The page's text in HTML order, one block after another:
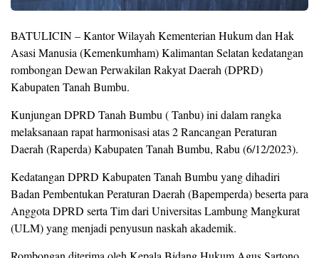
BATULICIN – Kantor Wilayah Kementerian Hukum dan Hak
Asasi Manusia (Kemenkumham) Kalimantan Selatan kedatangan
rombongan Dewan Perwakilan Rakyat Daerah (DPRD)
Kabupaten Tanah Bumbu.
Kunjungan DPRD Tanah Bumbu ( Tanbu) ini dalam rangka
melaksanaan rapat harmonisasi atas 2 Rancangan Peraturan
Daerah (Raperda) Kabupaten Tanah Bumbu, Rabu (6/12/2023).
Kedatangan DPRD Kabupaten Tanah Bumbu yang dihadiri
Badan Pembentukan Peraturan Daerah (Bapemperda) beserta para
Anggota DPRD serta Tim dari Universitas Lambung Mangkurat
(ULM) yang menjadi penyusun naskah akademik.